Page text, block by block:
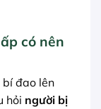
có nên
đao lên
hỏi người bị